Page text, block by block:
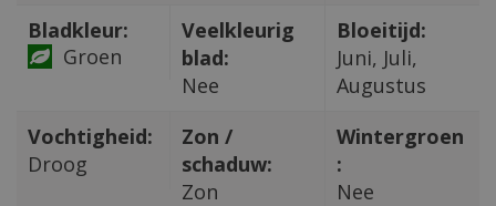
Bladkleur:
Groen
Veelkleurig
blad:
Nee
Bloeitijd:
Juni, Juli,
Augustus
Vochtigheid:
Droog
Zon /
schaduw:
Zon
Wintergroen
:
Nee